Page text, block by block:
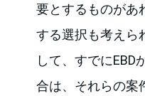
要とするものがあ
する選択も考えら
して、すでにEBD
合は、それらの案